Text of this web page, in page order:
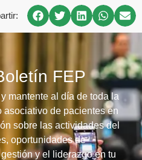
FEP
mantente al día de toda la
de pacientes en
sobre las actividades del
oportunidades de
y el liderazgo en tu